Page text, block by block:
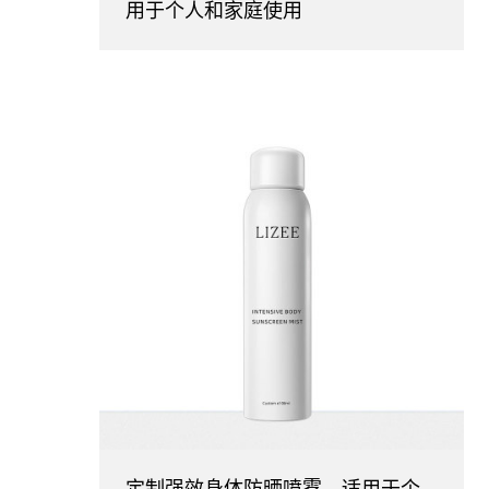
用于个人和家庭使用